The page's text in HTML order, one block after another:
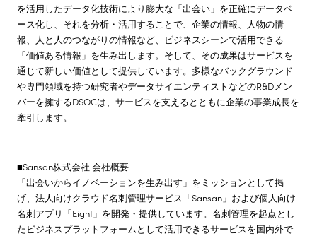
を活用したデータ化技術により膨大な「出会い」を正確にデータベ
ース化し、それを分析・活用することで、企業の情報、人物の情
報、人と人のつながりの情報など、ビジネスシーンで活用できる
「価値ある情報」を生み出します。そして、その成果はサービスを
通じて新しい価値として提供しています。多様なバックグラウンド
や専門領域を持つ研究者やデータサイエンティストなどのR&Dメン
バーを擁するDSOCは、サービスを支えるとともに企業の事業成長を
牽引します。
■Sansan株式会社 会社概要
「出会いからイノベーションを生み出す」をミッションとして掲
げ、法人向けクラウド名刺管理サービス「Sansan」および個人向け
名刺アプリ「Eight」を開発・提供しています。名刺管理を起点とし
たビジネスプラットフォームとして活用できるサービスを国内外で